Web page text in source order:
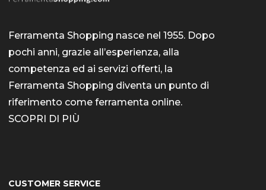
Ferramenta Shopping nasce nel 1955. Dopo
pochi anni, grazie all’esperienza, alla
competenza ed ai servizi offerti, la
Ferramenta Shopping diventa un punto di
riferimento come ferramenta online.
SCOPRI DI PIÙ
CUSTOMER SERVICE